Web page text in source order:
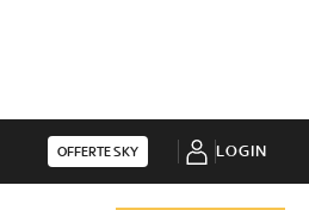
OFFERTE SKY LOGIN